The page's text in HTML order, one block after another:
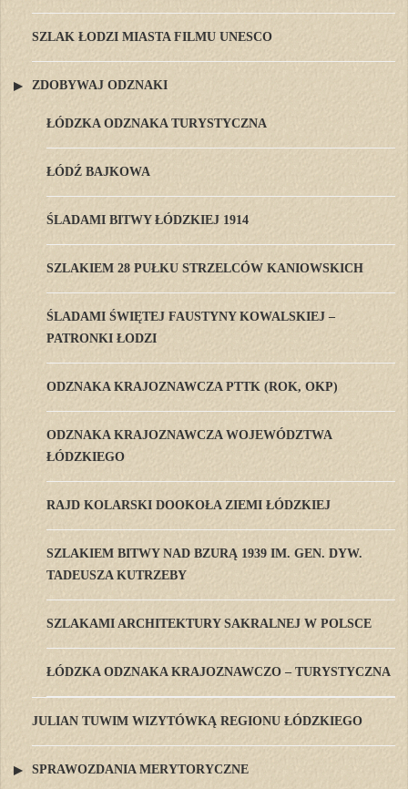
SZLAK ŁODZI MIASTA FILMU UNESCO
ZDOBYWAJ ODZNAKI
ŁÓDZKA ODZNAKA TURYSTYCZNA
ŁÓDŹ BAJKOWA
ŚLADAMI BITWY ŁÓDZKIEJ 1914
SZLAKIEM 28 PUŁKU STRZELCÓW KANIOWSKICH
ŚLADAMI ŚWIĘTEJ FAUSTYNY KOWALSKIEJ –
PATRONKI ŁODZI
ODZNAKA KRAJOZNAWCZA PTTK (ROK, OKP)
ODZNAKA KRAJOZNAWCZA WOJEWÓDZTWA
ŁÓDZKIEGO
RAJD KOLARSKI DOOKOŁA ZIEMI ŁÓDZKIEJ
SZLAKIEM BITWY NAD BZURĄ 1939 IM. GEN. DYW.
TADEUSZA KUTRZEBY
SZLAKAMI ARCHITEKTURY SAKRALNEJ W POLSCE
ŁÓDZKA ODZNAKA KRAJOZNAWCZO – TURYSTYCZNA
JULIAN TUWIM WIZYTÓWKĄ REGIONU ŁÓDZKIEGO
SPRAWOZDANIA MERYTORYCZNE